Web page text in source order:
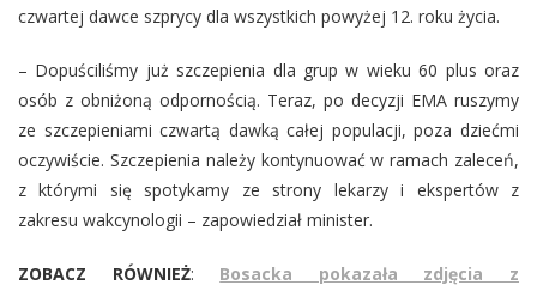
czwartej dawce szprycy dla wszystkich powyżej 12. roku życia.
– Dopuściliśmy już szczepienia dla grup w wieku 60 plus oraz
osób z obniżoną odpornością. Teraz, po decyzji EMA ruszymy
ze szczepieniami czwartą dawką całej populacji, poza dziećmi
oczywiście. Szczepienia należy kontynuować w ramach zaleceń,
z którymi się spotykamy ze strony lekarzy i ekspertów z
zakresu wakcynologii – zapowiedział minister.
ZOBACZ RÓWNIEŻ: Bosacka pokazała zdjęcia z